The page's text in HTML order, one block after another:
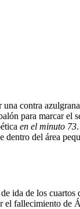
contra
para marcar el
en el minuto 73.
dentro del área
ida de los
fallecimiento